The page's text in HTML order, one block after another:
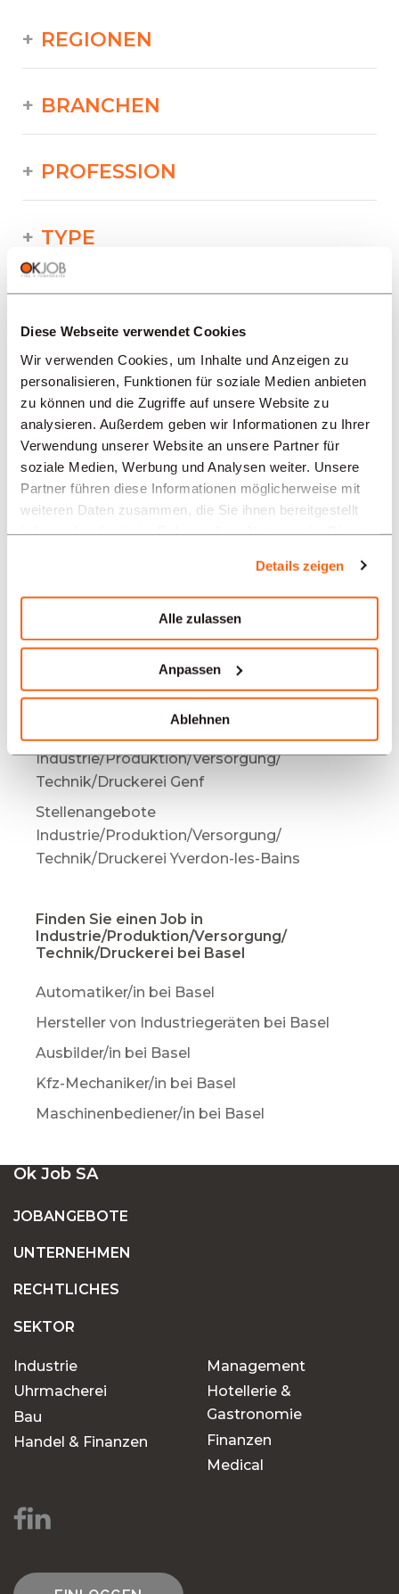
Diese Webseite verwendet Cookies
Wir verwenden Cookies, um Inhalte und Anzeigen zu
personalisieren, Funktionen für soziale Medien anbieten
zu können und die Zugriffe auf unsere Website zu
analysieren. Außerdem geben wir Informationen zu Ihrer
Verwendung unserer Website an unsere Partner für
soziale Medien, Werbung und Analysen weiter. Unsere
Partner führen diese Informationen möglicherweise mit
weiteren Daten zusammen, die Sie ihnen bereitgestellt
Details zeigen
Alle zulassen
Anpassen
Ablehnen
REGIONEN
BRANCHEN
PROFESSION
TYPE
Industrie/Produktion/Versorgung/
Technik/Druckerei
Angebote in anderen Regionen:
Stellenangebote
Industrie/Produktion/Versorgung/
Technik/Druckerei Biel
Stellenangebote
Industrie/Produktion/Versorgung/
Industrie/Produktion/Versorgung/
Technik/Druckerei Bern
Industrie/Produktion/Versorgung/
Stellenangebote
Industrie/Produktion/Versorgung/
Technik/Druckerei Genf
Stellenangebote
Industrie/Produktion/Versorgung/
Technik/Druckerei Yverdon-les-Bains
Finden Sie einen Job in
Industrie/Produktion/Versorgung/
Technik/Druckerei bei Basel
Automatiker/in bei Basel
Hersteller von Industriegeräten bei Basel
Ausbilder/in bei Basel
Kfz-Mechaniker/in bei Basel
Maschinenbediener/in bei Basel
Ok Job SA
JOBANGEBOTE
UNTERNEHMEN
RECHTLICHES
SEKTOR
Industrie
Uhrmacherei
Bau
Handel & Finanzen
Management
Hotellerie &
Gastronomie
Finanzen
Medical